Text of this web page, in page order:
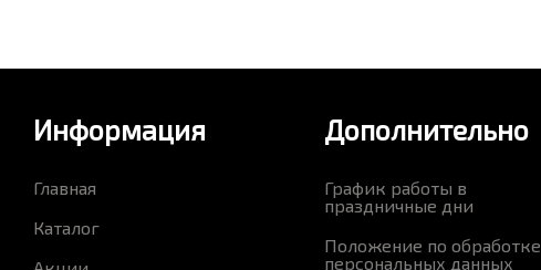
Информация
Главная
Каталог
Дополнительно
График работы в
праздничные дни
Положение по обработке
персональных данных